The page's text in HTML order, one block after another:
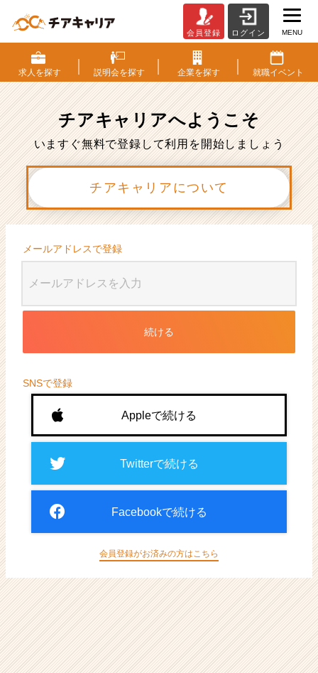
員
登
録
ベ
ン
チ
ャ
成
企
か
ら
ス
カ
ウ
届
活
サ
ト
ア
キ
リ
ア
会員登録 ログイン MENU
求人を探す 説明会を探す 企業を探す 就職イベント
チアキャリアへようこそ
いますぐ無料で登録して利用を開始しましょう
チアキャリアについて
メールアドレスで登録
続ける
SNSで登録
Appleで続ける
Twitterで続ける
Facebookで続ける
会員登録がお済みの方はこちら